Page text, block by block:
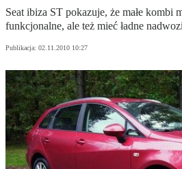
Seat ibiza ST pokazuje, że małe kombi
funkcjonalne, ale też mieć ładne
Publikacja: 02.11.2010 10:27